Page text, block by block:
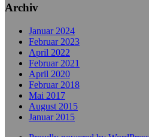
Archiv
Januar 2024
Februar 2023
April 2022
Februar 2021
April 2020
Februar 2018
Mai 2017
August 2015
Januar 2015